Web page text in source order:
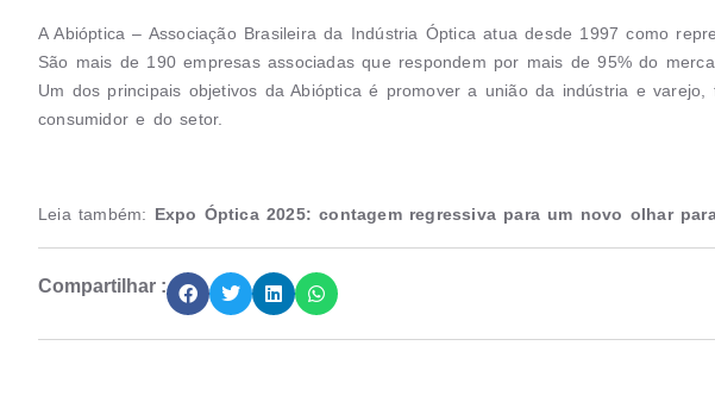
A Abióptica – Associação Brasileira da Indústria Óptica atua desde 1997 como
São mais de 190 empresas associadas que respondem por mais de 95% do
Um dos principais objetivos da Abióptica é promover a união da indústria e
consumidor e do setor.
Leia também: Expo Óptica 2025: contagem regressiva para um novo olhar
Compartilhar :